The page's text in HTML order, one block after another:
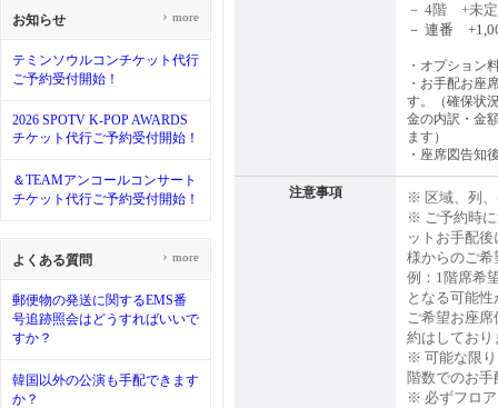
お知らせ
テミンソウルコンチケット代行
ご予約受付開始！
2026 SPOTV K-POP AWARDS
チケット代行ご予約受付開始！
＆TEAMアンコールコンサート
チケット代行ご予約受付開始！
› more
よくある質問
郵便物の発送に関するEMS番
号追跡照会はどうすればいいで
すか？
韓国以外の公演も手配できます
か？
› more
－ 4階 +未定
－ 連番
・オプション
・お手配お座
す。（確保状
金の内訳・金
ます）
・ 座席図告知
注意事項
※ 区域、列
※ ご予約時
ットお手配
様からのご希
例：1階席希
となる可能
ご希望お座
約はしており
※ 可能な限
階数でのお
※ 必ずフロ